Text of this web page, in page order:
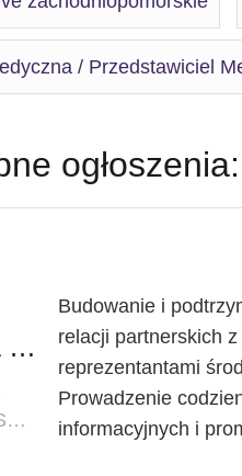
/ Przedstawiciel
ogłoszenia:
Przedstawicielka medyczna / Przedstawiciel Medyczny
LOKALIZACJA: ZACHODNIOPOMORSKIE / SZCZECIN
Budowanie i
relacji partnerskich
reprezentantami
Prowadzenie
informacyjnych i